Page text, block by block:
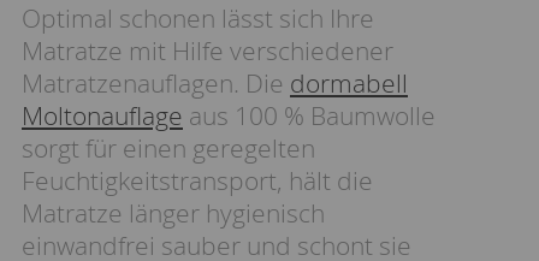
Optimal schonen lässt sich Ihre
Matratze mit Hilfe verschiedener
Matratzenauflagen. Die dormabell
Moltonauflage aus 100 % Baumwolle
sorgt für einen geregelten
Feuchtigkeitstransport, hält die
Matratze länger hygienisch
einwandfrei sauber und schont sie